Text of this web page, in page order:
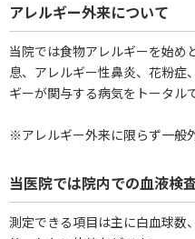
アレルギー外来について
当院では食物アレルギーを始め
息、アレルギー性鼻炎、花粉症
ギーが関与する病気をトータル
※アレルギー外来に限らず一般
当医院では院内での血液検
測定できる項目は主に白血球数